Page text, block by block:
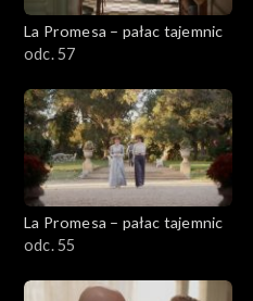
La Promesa – pałac tajemnic
odc. 57
La Promesa – pałac tajemnic
odc. 55